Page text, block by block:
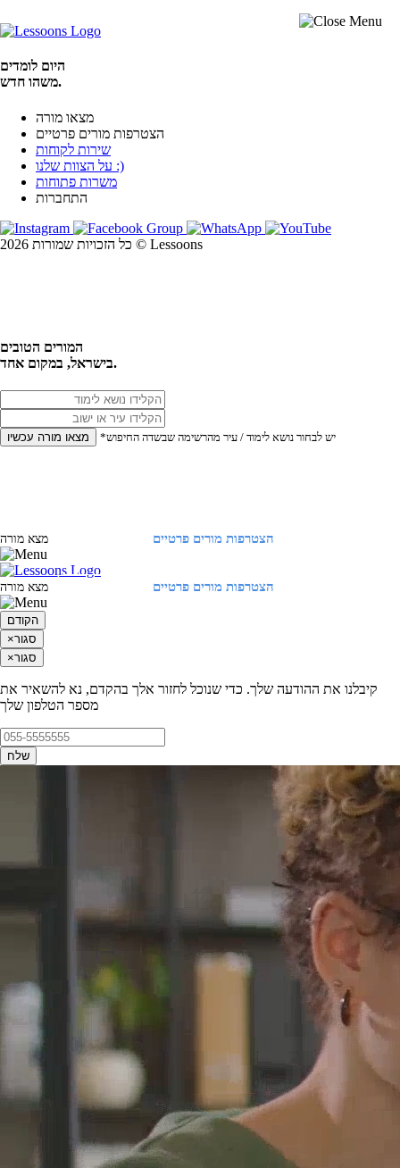
היום לומדים
משהו חדש.
מצאו מורה
הצטרפות מורים פרטיים
שירות לקוחות
על הצוות שלנו :)
משרות פתוחות
התחברות
כל הזכויות שמורות 2026 © Lessoons
המורים הטובים
בישראל, במקום אחד.
מצאו מורה עכשיו *יש לבחור נושא לימוד / עיר מהרשימה שבשדה החיפוש
הצטרפות מורים פרטיים מצא מורה
הצטרפות מורים פרטיים מצא מורה
הקודם
×סגור
×סגור
קיבלנו את ההודעה שלך. כדי שנוכל לחזור אלך בהקדם, נא להשאיר את
מספר הטלפון שלך
שלח